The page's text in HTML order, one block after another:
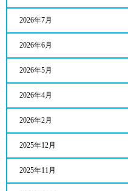
2026年7月
2026年6月
2026年5月
2026年4月
2026年2月
2025年12月
2025年11月